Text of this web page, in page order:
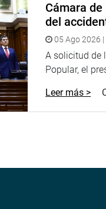
Cámara
del
05 Ago 2026 |
A solicitud de
Popular, el
Leer más >